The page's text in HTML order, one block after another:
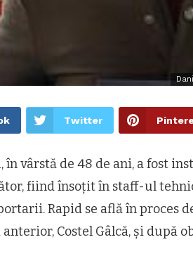
Twitter
în vârstă de 48 de ani, a fost
fiind însoțit în staff-ul
Rapid se află în proces
Costel Gâlcă, și după